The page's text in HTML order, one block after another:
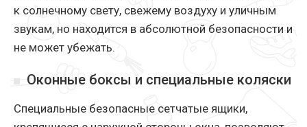
к солнечному свету, свежему воздуху и уличным
звукам, но находится в абсолютной безопасности и
не может убежать.
Оконные боксы и специальные коляски
Специальные безопасные сетчатые ящики,